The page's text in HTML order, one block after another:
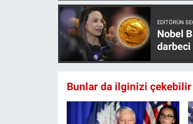
EDITÖRÜN
Nobel
darbeci
Bunlar da ilginizi çekebilir